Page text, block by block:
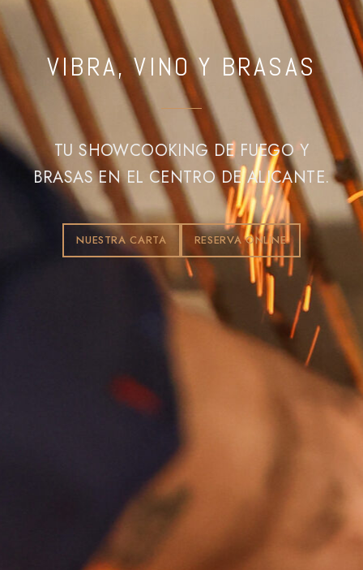
VIBRA, VINO Y BRASAS
TU SHOWCOOKING DE FUEGO Y
BRASAS EN EL CENTRO DE ALICANTE.
NUESTRA CARTA RESERVA ONLINE